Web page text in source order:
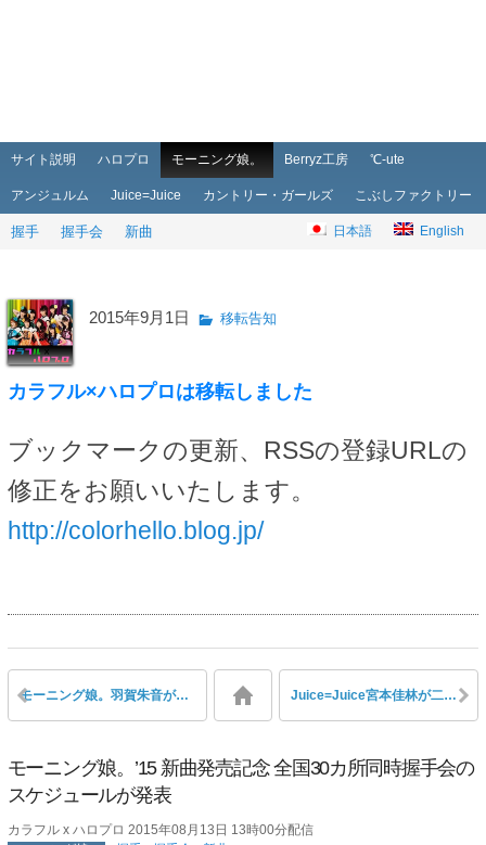
メインメニュー
メインコンテンツへ移動
サブコンテンツへ移動
サイト説明 ハロプロ モーニング娘。 Berryz工房 ℃-ute
アンジュルム Juice=Juice カントリー・ガールズ こぶしファクトリー
握手 握手会 新曲 日本語 English
2015年9月1日 移転告知
カラフル×ハロプロは移転しました
ブックマークの更新、RSSの登録URLの
修正をお願いいたします。
http://colorhello.blog.jp/
モーニング娘。羽賀朱音が故郷長野で2年ぶりのゴルフ、自然の中で9ホールを満喫「けっこー飛びましたー！！！」 Juice=Juice宮本佳林が二の腕をチューブトレーニングで鍛えている
モーニング娘。’15 新曲発売記念 全国30カ所同時握手会の
スケジュールが発表
カラフル x ハロプロ 2015年08月13日 13時00分配信